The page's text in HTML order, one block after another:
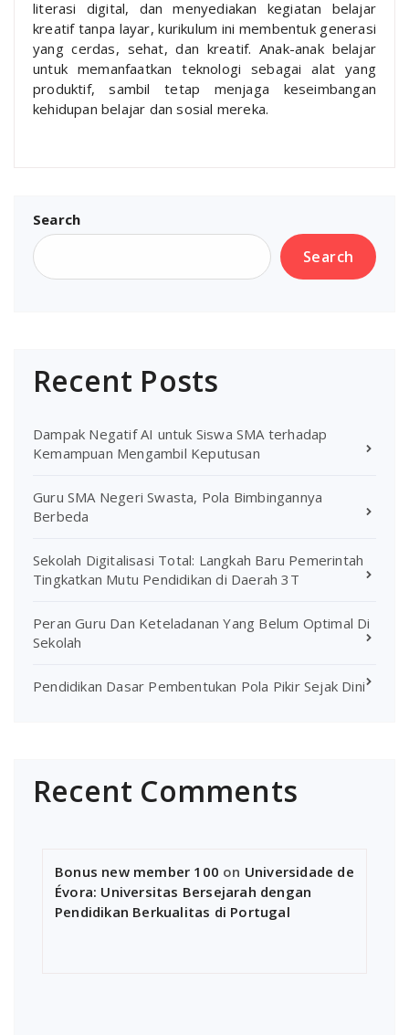
literasi digital, dan menyediakan kegiatan belajar
kreatif tanpa layar, kurikulum ini membentuk generasi
yang cerdas, sehat, dan kreatif. Anak-anak belajar
untuk memanfaatkan teknologi sebagai alat yang
produktif, sambil tetap menjaga keseimbangan
kehidupan belajar dan sosial mereka.
Search
Search
Recent Posts
Dampak Negatif AI untuk Siswa SMA terhadap
Kemampuan Mengambil Keputusan
Guru SMA Negeri Swasta, Pola Bimbingannya
Berbeda
Sekolah Digitalisasi Total: Langkah Baru Pemerintah
Tingkatkan Mutu Pendidikan di Daerah 3T
Peran Guru Dan Keteladanan Yang Belum Optimal Di
Sekolah
Pendidikan Dasar Pembentukan Pola Pikir Sejak Dini
Recent Comments
Bonus new member 100 on Universidade de
Évora: Universitas Bersejarah dengan
Pendidikan Berkualitas di Portugal